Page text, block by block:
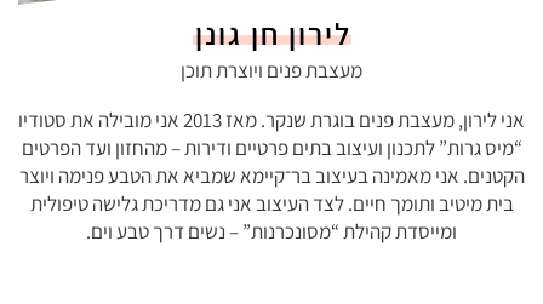
לירון חן גונן
מעצבת פנים ויוצרת תוכן
אני לירון, מעצבת פנים בוגרת שנקר. מאז 2013 אני מובילה את סטודיו
“מיס גרות” לתכנון ועיצוב בתים פרטיים ודירות – מהחזון ועד הפרטים
הקטנים. אני מאמינה בעיצוב בר־קיימא שמביא את הטבע פנימה ויוצר
בית מיטיב ותומך חיים. לצד העיצוב אני גם מדריכת גלישה טיפולית
ומייסדת קהילת “מסונכרנות” – נשים דרך טבע וים.